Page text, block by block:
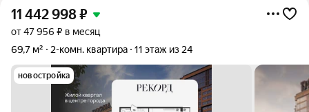
11 442 998₽
от 47 956 ₽ в месяц
69,7 м²
2-комн. квартира 11 этаж из 24
новостройка